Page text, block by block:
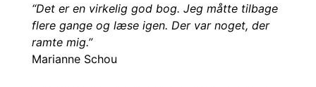
“Det er en virkelig god bog. Jeg måtte tilbage
flere gange og læse igen. Der var noget, der
ramte mig.”
Marianne Schou